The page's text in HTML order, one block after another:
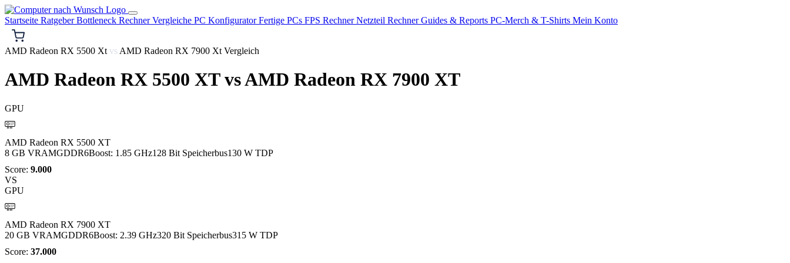
Startseite RatgeberBottleneck RechnerVergleiche PC KonfiguratorFertige PCs FPS RechnerNetzteil RechnerGuides & Reports PC-Merch & T-Shirts Mein Konto
AMD Radeon RX 5500 Xt vs AMD Radeon RX 7900 Xt Vergleich
AMD Radeon RX 5500 XTvsAMD Radeon RX 7900 XT
GPU
AMD Radeon RX 5500 XT
8 GB VRAMGDDR6Boost: 1.85 GHz128 Bit Speicherbus130 W TDP
Score: 9.000
VS
GPU
AMD Radeon RX 7900 XT
20 GB VRAMGDDR6Boost: 2.39 GHz320 Bit Speicherbus315 W TDP
Score: 37.000